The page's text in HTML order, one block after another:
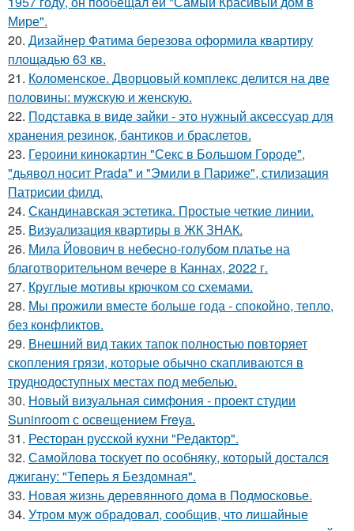
Мире".
20. Дизайнер Фатима березова оформила квартиру
площадью 63 кв.
21. Коломенское. Дворцовый комплекс делится на две
половины: мужскую и женскую.
22. Подставка в виде зайки - это нужный аксессуар для
хранения резинок, бантиков и браслетов.
23. Героини кинокартин "Секс в Большом Городе",
"дьявол носит Prada" и "Эмили в Париже", стилизация
Патрисии филд.
24. Скандинавская эстетика. Простые четкие линии.
25. Визуализация квартиры в ЖК ЗНАК.
26. Мила Йовович в небесно-голубом платье на
благотворительном вечере в Каннах, 2022 г.
27. Круглые мотивы крючком со схемами.
28. Мы прожили вместе больше года - спокойно, тепло,
без конфликтов.
29. Внешний вид таких тапок полностью повторяет
скопления грязи, которые обычно скапливаются в
труднодоступных местах под мебелью.
30. Новый визуальная симфония - проект студии
Suninroom с освещением Freya.
31. Ресторан русской кухни "Редактор".
32. Самойлова тоскует по особняку, который достался
джигану: "Теперь я Бездомная".
33. Новая жизнь деревянного дома в Подмосковье.
34. Утром муж обрадовал, сообщив, что лишайные